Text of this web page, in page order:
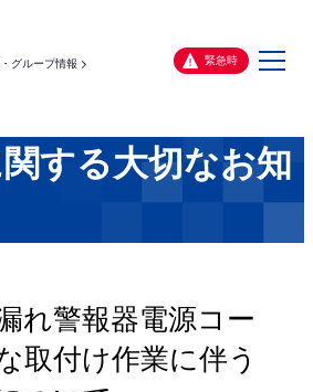
グループ情報 緊急時
メ
する大切なお知
れ警報器電源コー
取付け作業に伴う